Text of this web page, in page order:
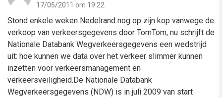
17/05/2011 om 19:22
Stond enkele weken Nedelrand nog op zijn kop vanwege de
verkoop van verkeersgegevens door TomTom, nu schrijft de
Nationale Databank Wegverkeersgegevens een wedstrijd
uit: hoe kunnen we data over het verkeer slimmer kunnen
inzetten voor verkeersmanagement en
verkeersveiligheid.De Nationale Databank
Wegverkeersgegevens (NDW) is in juli 2009 van start